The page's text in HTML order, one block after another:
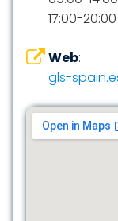
17:00-20:00
Web:
gls-